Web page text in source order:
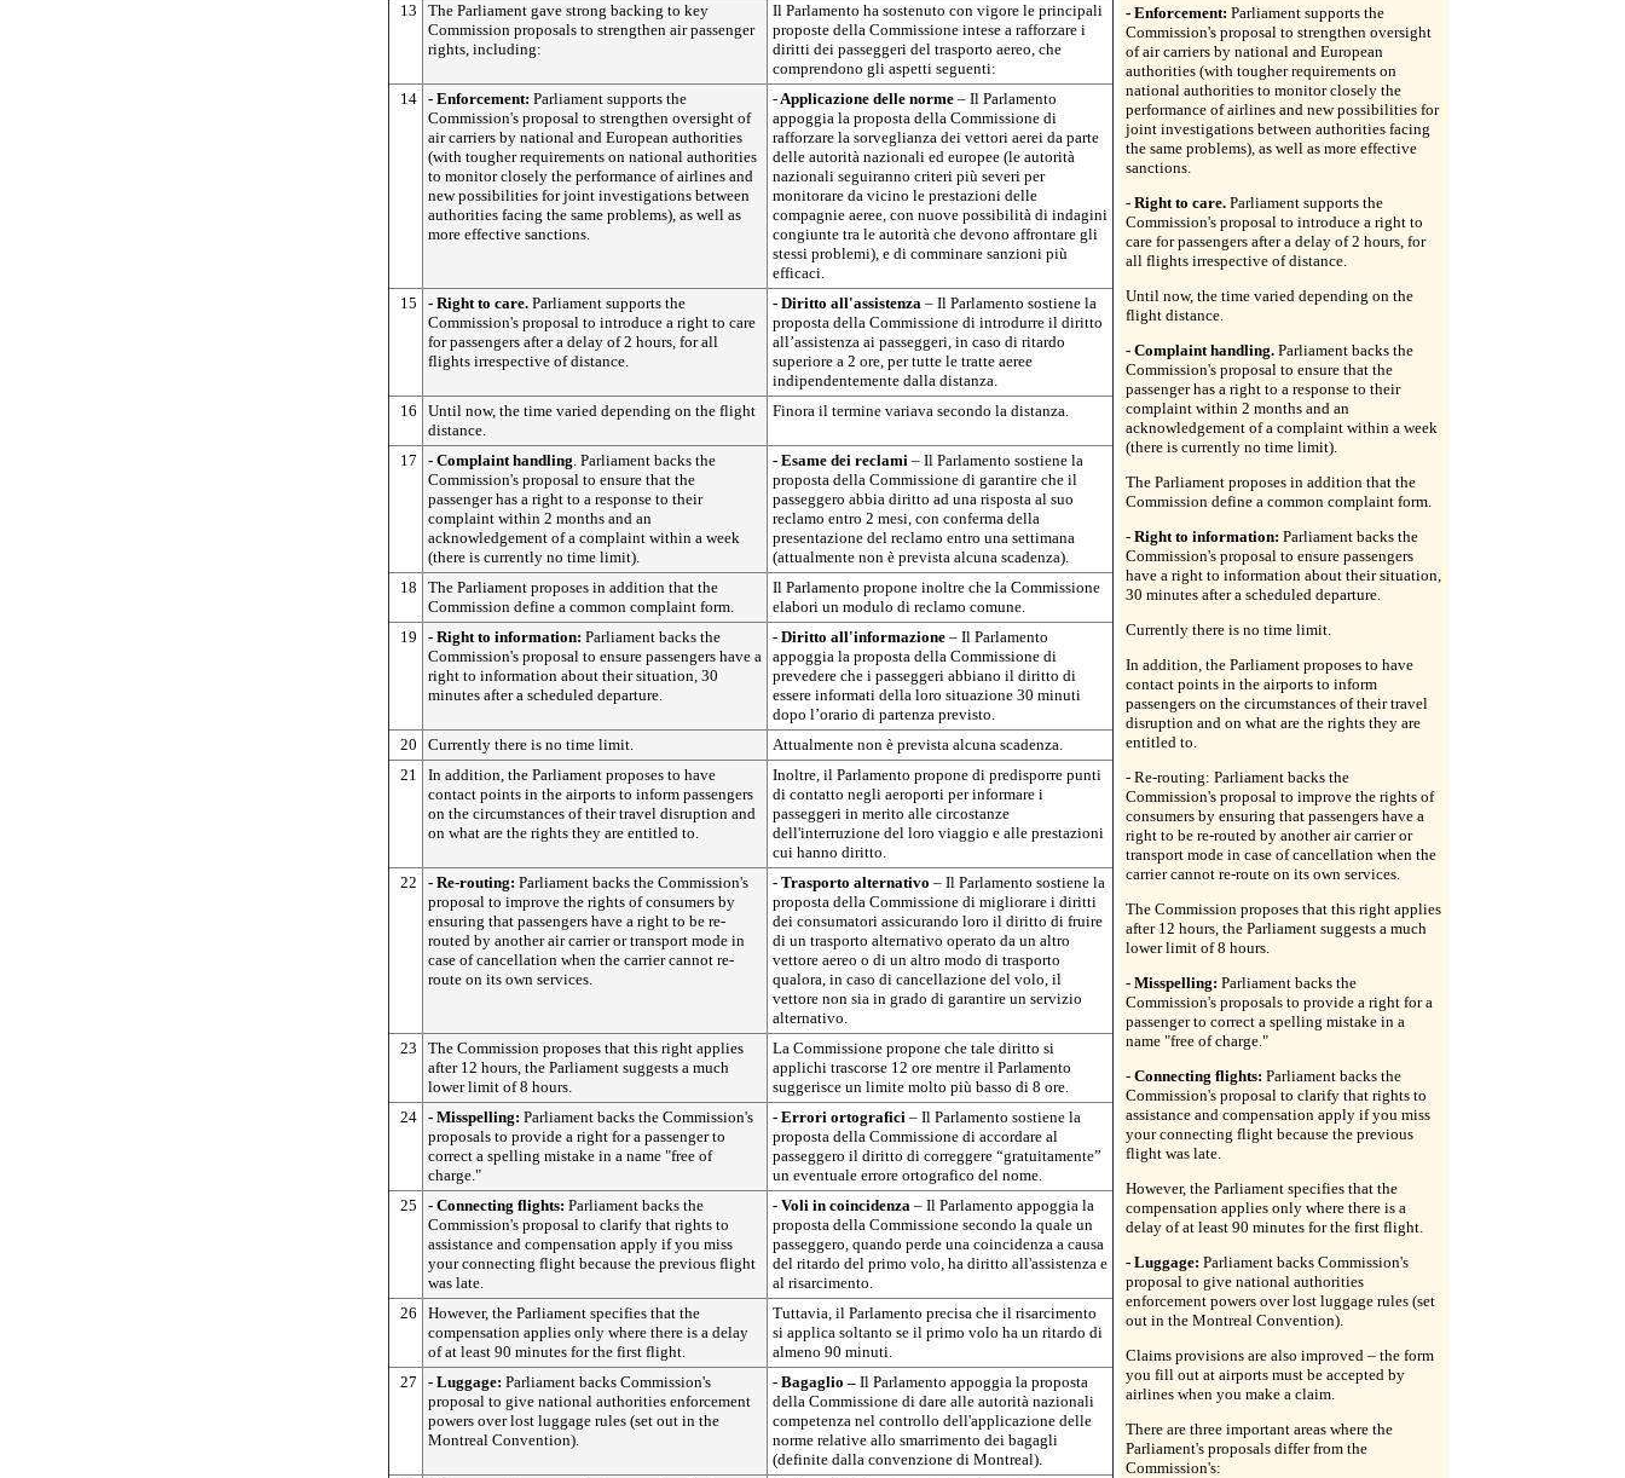
13
The Parliament gave strong backing to key
Commission proposals to strengthen air passenger
rights, including:
Il Parlamento ha sostenuto con vigore le principali
proposte della Commissione intese a rafforzare i
diritti dei passeggeri del trasporto aereo, che
comprendono gli aspetti seguenti:
14 - Enforcement: Parliament supports the
Commission's proposal to strengthen oversight of
air carriers by national and European authorities
(with tougher requirements on national authorities
to monitor closely the performance of airlines and
new possibilities for joint investigations between
authorities facing the same problems), as well as
more effective sanctions.
-Applicazione delle norme – Il Parlamento
appoggia la proposta della Commissione di
rafforzare la sorveglianza dei vettori aerei da parte
delle autorità nazionali ed europee (le autorità
nazionali seguiranno criteri più severi per
monitorare da vicino le prestazioni delle
compagnie aeree, con nuove possibilità di indagini
congiunte tra le autorità che devono affrontare gli
stessi problemi), e di comminare sanzioni più
efficaci.
15
- Right to care. Parliament supports the
Commission's proposal to introduce a right to care
for passengers after a delay of 2 hours, for all
flights irrespective of distance.
- Diritto all'assistenza – Il Parlamento sostiene la
proposta della Commissione di introdurre il diritto
all’assistenza ai passeggeri, in caso di ritardo
superiore a 2 ore, per tutte le tratte aeree
indipendentemente dalla distanza.
16
Until now, the time varied depending on the flight
distance.
Finora il termine variava secondo la distanza.
17 - Complaint handling. Parliament backs the
Commission's proposal to ensure that the
passenger has a right to a response to their
complaint within 2 months and an
acknowledgement of a complaint within a week
(there is currently no time limit).
- Esame dei reclami – Il Parlamento sostiene la
proposta della Commissione di garantire che il
passeggero abbia diritto ad una risposta al suo
reclamo entro 2 mesi, con conferma della
presentazione del reclamo entro una settimana
(attualmente non è prevista alcuna scadenza).
18
The Parliament proposes in addition that the
Commission define a common complaint form.
Il Parlamento propone inoltre che la Commissione
elabori un modulo di reclamo comune.
19
- Right to information: Parliament backs the
Commission's proposal to ensure passengers have a
right to information about their situation, 30
minutes after a scheduled departure.
- Diritto all'informazione – Il Parlamento
appoggia la proposta della Commissione di
prevedere che i passeggeri abbiano il diritto di
essere informati della loro situazione 30 minuti
dopo l’orario di partenza previsto.
20
Currently there is no time limit.
Attualmente non è prevista alcuna scadenza.
21
In addition, the Parliament proposes to have
contact points in the airports to inform passengers
on the circumstances of their travel disruption and
on what are the rights they are entitled to.
Inoltre, il Parlamento propone di predisporre punti
di contatto negli aeroporti per informare i
passeggeri in merito alle circostanze
dell'interruzione del loro viaggio e alle prestazioni
cui hanno diritto.
22
- Re-routing: Parliament backs the Commission's
proposal to improve the rights of consumers by
ensuring that passengers have a right to be re-
routed by another air carrier or transport mode in
case of cancellation when the carrier cannot re-
route on its own services.
- Trasporto alternativo – Il Parlamento sostiene la
proposta della Commissione di migliorare i diritti
dei consumatori assicurando loro il diritto di fruire
di un trasporto alternativo operato da un altro
vettore aereo o di un altro modo di trasporto
qualora, in caso di cancellazione del volo, il
vettore non sia in grado di garantire un servizio
alternativo.
23
The Commission proposes that this right applies
after 12 hours, the Parliament suggests a much
lower limit of 8 hours.
La Commissione propone che tale diritto si
applichi trascorse 12 ore mentre il Parlamento
suggerisce un limite molto più basso di 8 ore.
24 - Misspelling: Parliament backs the Commission's
proposals to provide a right for a passenger to
correct a spelling mistake in a name "free of
charge."
- Errori ortografici – Il Parlamento sostiene la
proposta della Commissione di accordare al
passeggero il diritto di correggere “gratuitamente”
un eventuale errore ortografico del nome.
25
- Connecting flights: Parliament backs the
Commission's proposal to clarify that rights to
assistance and compensation apply if you miss
your connecting flight because the previous flight
was late.
- Voli in coincidenza – Il Parlamento appoggia la
proposta della Commissione secondo la quale un
passeggero, quando perde una coincidenza a causa
del ritardo del primo volo, ha diritto all'assistenza e
al risarcimento.
26
However, the Parliament specifies that the
compensation applies only where there is a delay
of at least 90 minutes for the first flight.
Tuttavia, il Parlamento precisa che il risarcimento
si applica soltanto se il primo volo ha un ritardo di
almeno 90 minuti.
27
- Luggage: Parliament backs Commission's
proposal to give national authorities enforcement
powers over lost luggage rules (set out in the
Montreal Convention).
- Bagaglio – Il Parlamento appoggia la proposta
della Commissione di dare alle autorità nazionali
competenza nel controllo dell'applicazione delle
norme relative allo smarrimento dei bagagli
(definite dalla convenzione di Montreal).
- Enforcement: Parliament supports the
Commission's proposal to strengthen oversight
of air carriers by national and European
authorities (with tougher requirements on
national authorities to monitor closely the
performance of airlines and new possibilities for
joint investigations between authorities facing
the same problems), as well as more effective
sanctions.
- Right to care. Parliament supports the
Commission's proposal to introduce a right to
care for passengers after a delay of 2 hours, for
all flights irrespective of distance.
Until now, the time varied depending on the
flight distance.
- Complaint handling. Parliament backs the
Commission's proposal to ensure that the
passenger has a right to a response to their
complaint within 2 months and an
acknowledgement of a complaint within a week
(there is currently no time limit).
The Parliament proposes in addition that the
Commission define a common complaint form.
- Right to information: Parliament backs the
Commission's proposal to ensure passengers
have a right to information about their situation,
30 minutes after a scheduled departure.
Currently there is no time limit.
In addition, the Parliament proposes to have
contact points in the airports to inform
passengers on the circumstances of their travel
disruption and on what are the rights they are
entitled to.
- Re-routing: Parliament backs the
Commission's proposal to improve the rights of
consumers by ensuring that passengers have a
right to be re-routed by another air carrier or
transport mode in case of cancellation when the
carrier cannot re-route on its own services.
The Commission proposes that this right applies
after 12 hours, the Parliament suggests a much
lower limit of 8 hours.
- Misspelling: Parliament backs the
Commission's proposals to provide a right for a
passenger to correct a spelling mistake in a
name "free of charge."
- Connecting flights: Parliament backs the
Commission's proposal to clarify that rights to
assistance and compensation apply if you miss
your connecting flight because the previous
flight was late.
However, the Parliament specifies that the
compensation applies only where there is a
delay of at least 90 minutes for the first flight.
- Luggage: Parliament backs Commission's
proposal to give national authorities
enforcement powers over lost luggage rules (set
out in the Montreal Convention).
Claims provisions are also improved – the form
you fill out at airports must be accepted by
airlines when you make a claim.
There are three important areas where the
Parliament's proposals differ from the
Commission's: